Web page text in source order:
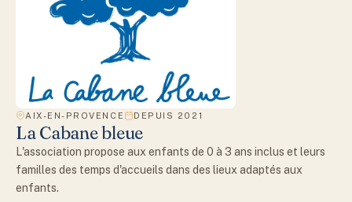
AIX-EN-PROVENCE DEPUIS 2021
La Cabane bleue
L'association propose aux enfants de 0 à 3 ans inclus et leurs
familles des temps d'accueils dans des lieux adaptés aux
enfants.